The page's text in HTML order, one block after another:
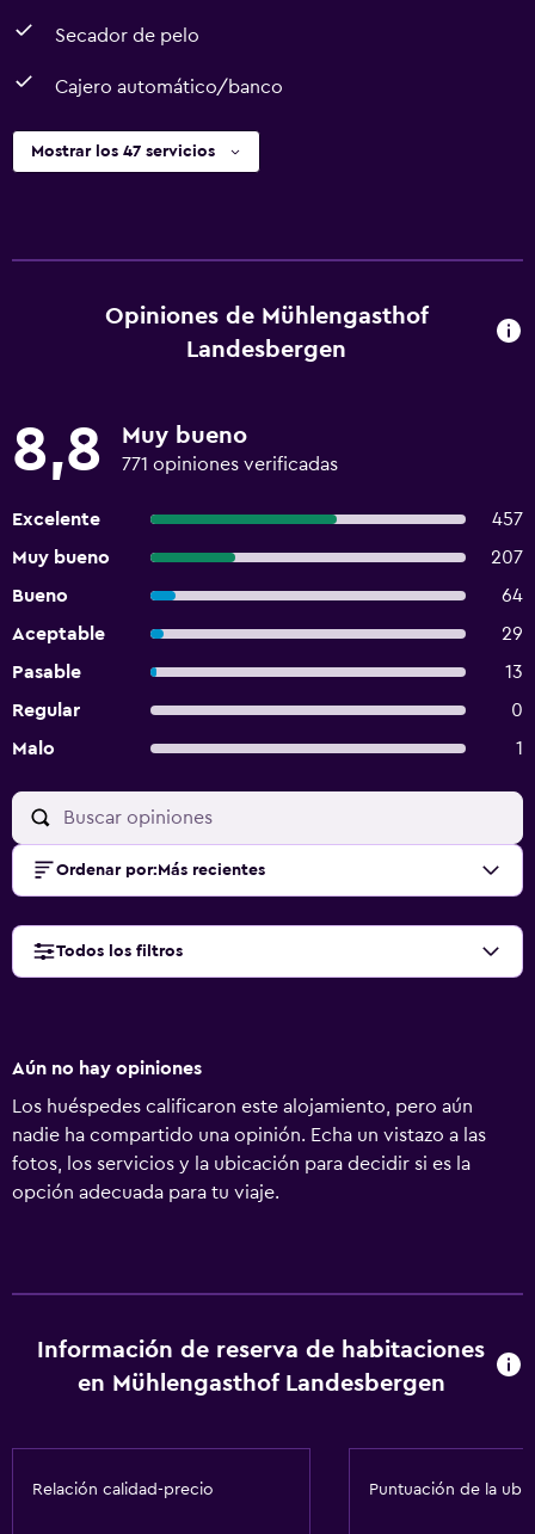
Secador de pelo
Cajero automático/banco
Mostrar los 47 servicios
Opiniones de Mühlengasthof
Landesbergen
8,8 Muy bueno
771 opiniones verificadas
Excelente
457
Muy bueno
207
Bueno
64
Aceptable
29
Pasable
13
Regular
0
Malo
1
Ordenar por: Más recientes
Todos los filtros
Aún no hay opiniones
Los huéspedes calificaron este alojamiento, pero aún
nadie ha compartido una opinión. Echa un vistazo a las
fotos, los servicios y la ubicación para decidir si es la
opción adecuada para tu viaje.
Información de reserva de habitaciones
en Mühlengasthof Landesbergen
Relación calidad-precio Puntuación de la